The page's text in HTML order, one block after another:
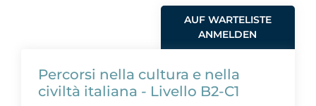
AUF WARTELISTE
ANMELDEN
Percorsi nella cultura e nella
civiltà italiana - Livello B2-C1